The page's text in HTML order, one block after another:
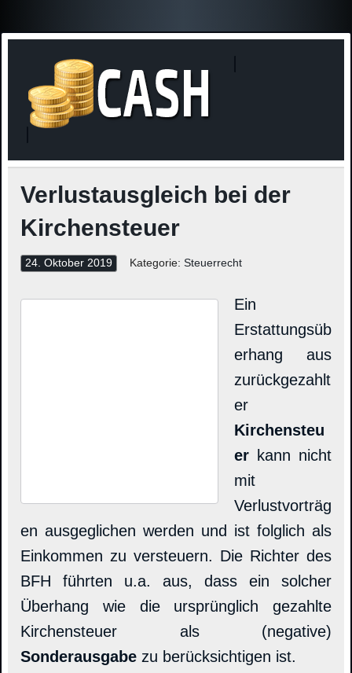
Verlustausgleich bei der
Kirchensteuer
24. Oktober 2019 Kategorie: Steuerrecht
Ein
Erstattungsüb
erhang aus
zurückgezahlt
er
Kirchensteu
er kann nicht
mit
Verlustvorträg
en ausgeglichen werden und ist folglich als
Einkommen zu versteuern. Die Richter des
BFH führten u.a. aus, dass ein solcher
Überhang wie die ursprünglich gezahlte
Kirchensteuer als (negative)
Sonderausgabe zu berücksichtigen ist.